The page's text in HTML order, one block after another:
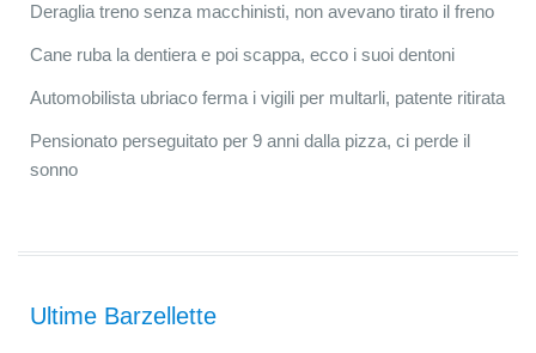
Deraglia treno senza macchinisti, non avevano tirato il freno
Cane ruba la dentiera e poi scappa, ecco i suoi dentoni
Automobilista ubriaco ferma i vigili per multarli, patente ritirata
Pensionato perseguitato per 9 anni dalla pizza, ci perde il
sonno
Ultime Barzellette